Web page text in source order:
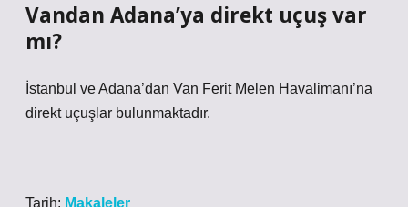
Vandan Adana’ya direkt uçuş var
mı?
İstanbul ve Adana’dan Van Ferit Melen Havalimanı’na
direkt uçuşlar bulunmaktadır.
Tarih: Makaleler